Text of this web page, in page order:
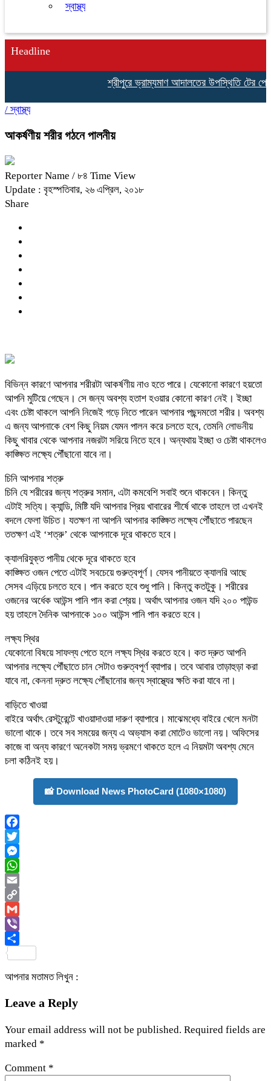
স্বাস্থ্য
Headline
শ্রীপুরে ভ্রাম্যমাণ আদালতের উপস্থিতি টের পেয়ে
/স্বাস্থ্য
আকর্ষণীয় শরীর গঠনে পালনীয়
Reporter Name / ৮৪ Time View
Update : বৃহস্পতিবার, ২৬ এপ্রিল, ২০১৮
Share
বিভিন্ন কারণে আপনার শরীরটা আকর্ষণীয় নাও হতে পারে। যেকোনো কারণে হয়তো
আপনি মুটিয়ে গেছেন। সে জন্য অবশ্য হতাশ হওয়ার কোনো কারণ নেই। ইচ্ছা
এবং চেষ্টা থাকলে আপনি নিজেই গড়ে নিতে পারেন আপনার পছন্দমতো শরীর। অবশ্য
এ জন্য আপনাকে বেশ কিছু নিয়ম যেমন পালন করে চলতে হবে, তেমনি লোভনীয়
কিছু খাবার থেকে আপনার নজরটা সরিয়ে নিতে হবে। অন্যথায় ইচ্ছা ও চেষ্টা থাকলেও
কাঙ্ক্ষিত লক্ষ্যে পৌঁছানো যাবে না।
চিনি আপনার শত্রু
চিনি যে শরীরের জন্য শত্রুর সমান, এটা কমবেশি সবাই শুনে থাকবেন। কিন্তু
এটাই সত্যি। ক্যান্ডি, মিষ্টি যদি আপনার প্রিয় খাবারের শীর্ষে থাকে তাহলে তা এখনই
বদলে ফেলা উচিত। যতক্ষণ না আপনি আপনার কাঙ্ক্ষিত লক্ষ্যে পৌঁছাতে পারছেন
ততক্ষণ এই ‘শত্রু’ থেকে আপনাকে দূরে থাকতে হবে।
ক্যালরিযুক্ত পানীয় থেকে দূরে থাকতে হবে
কাঙ্ক্ষিত ওজন পেতে এটাই সবচেয়ে গুরুত্বপূর্ণ। যেসব পানীয়তে ক্যালরি আছে
সেসব এড়িয়ে চলতে হবে। পান করতে হবে শুধু পানি। কিন্তু কতটুকু। শরীরের
ওজনের অর্ধেক আউন্স পানি পান করা শ্রেয়। অর্থাৎ আপনার ওজন যদি ২০০ পাউন্ড
হয় তাহলে দৈনিক আপনাকে ১০০ আউন্স পানি পান করতে হবে।
লক্ষ্য স্থির
যেকোনো বিষয়ে সাফল্য পেতে হলে লক্ষ্য স্থির করতে হবে। কত দ্রুত আপনি
আপনার লক্ষ্যে পৌঁছাতে চান সেটাও গুরুত্বপূর্ণ ব্যাপার। তবে আবার তাড়াহুড়া করা
যাবে না, কেননা দ্রুত লক্ষ্যে পৌঁছানোর জন্য স্বাস্থ্যের ক্ষতি করা যাবে না।
বাড়িতে খাওয়া
বাইরে অর্থাৎ রেস্টুরেন্টে খাওয়াদাওয়া দারুণ ব্যাপারে। মাঝেমধ্যে বাইরে খেলে মনটা
ভালো থাকে। তবে সব সময়ের জন্য এ অভ্যাস করা মোটেও ভালো নয়। অফিসের
কাজে বা অন্য কারণে অনেকটা সময় ভ্রমণে থাকতে হলে এ নিয়মটা অবশ্য মেনে
চলা কঠিনই হয়।
📸 Download News PhotoCard (1080×1080)
Facebook
Twitter
Messenger
WhatsApp
Email
Copy
Link
Gmail
Viber
আপনার মতামত লিখুন :
Leave a Reply
Your email address will not be published. Required fields are
marked *
Comment *